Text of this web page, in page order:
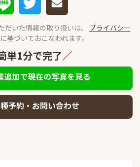
だいた情報の取り扱いは、 プライバシー
に基づいておこなわれます。
単1分で完了／
追加で現在の写真を見る
予約・お問い合わせ